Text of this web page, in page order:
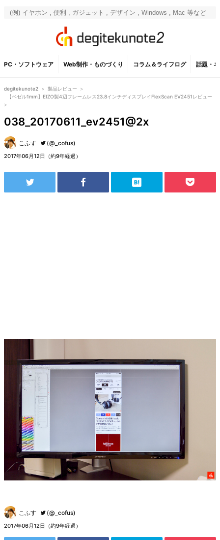
PC・ソフトウェア Web制作・ものづくり コラム＆ライフログ 話題・
degitekunote2 > 製品レビュー
>
【ベゼル1mm】EIZO製4辺フレームレス23.8インチディスプレイFlexScan EV2451レビュー
>
038_20170611_ev2451@2x
こふす (@_cofus)
2017年06月12日（約9年経過）
こふす (@_cofus)
2017年06月12日（約9年経過）